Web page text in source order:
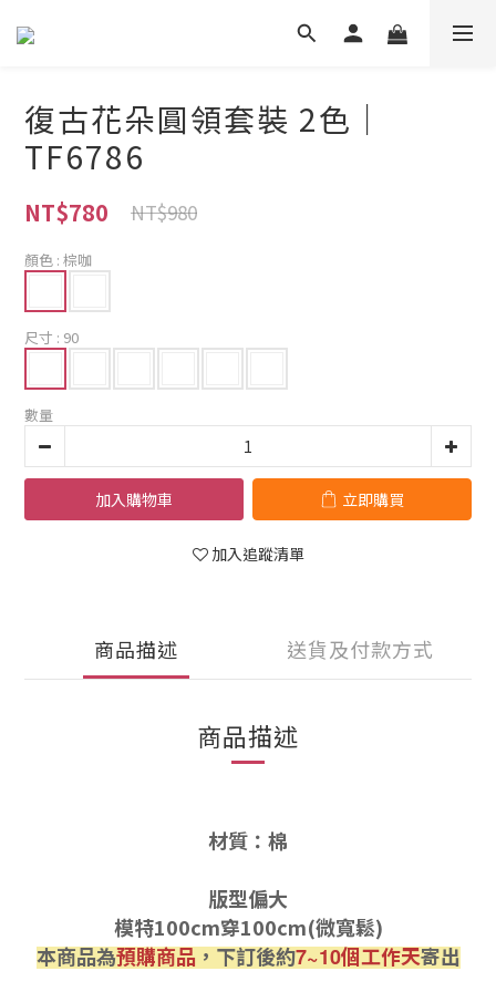
復古花朵圓領套裝 2色｜
TF6786
NT$780 NT$980
顏色 : 棕咖
尺寸 : 90
數量
加入購物車 立即購買
加入追蹤清單
商品描述 送貨及付款方式
商品描述
材質：棉
版型偏大
模特100cm穿100cm(微寬鬆)
本商品為預購商品，下訂後約7~10個工作天寄出